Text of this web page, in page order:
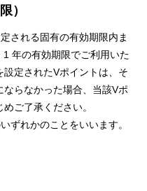
）
される固有の有効期限内ま
年の有効期限でご利用いた
定されたVポイントは、そ
らなかった場合、当該Vポ
ご了承ください。
ずれかのことをいいます。